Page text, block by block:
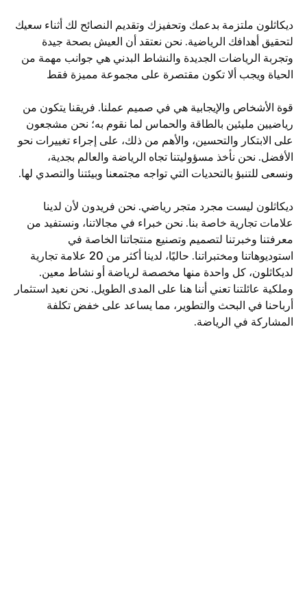
ديكاثلون ملتزمة بدعمك وتحفيزك وتقديم النصائح لك أثناء سعيك
لتحقيق أهدافك الرياضية. نحن نعتقد أن العيش بصحة جيدة
وتجربة الرياضات الجديدة والنشاط البدني هي جوانب مهمة من
الحياة ويجب ألا تكون مقتصرة على مجموعة مميزة فقط
قوة الأشخاص والإيجابية هي في صميم عملنا. فريقنا يتكون من
رياضيين مليئين بالطاقة والحماس لما نقوم به؛ نحن مشجعون
على الابتكار والتحسين، والأهم من ذلك، على إجراء تغييرات نحو
الأفضل. نحن نأخذ مسؤوليتنا تجاه الرياضة والعالم بجدية،
ونسعى للتنبؤ بالتحديات التي تواجه مجتمعنا وبيئتنا والتصدي لها.
ديكاثلون ليست مجرد متجر رياضي. نحن فريدون لأن لدينا
علامات تجارية خاصة بنا. نحن خبراء في مجالاتنا، ونستفيد من
معرفتنا وخبرتنا لتصميم وتصنيع منتجاتنا الخاصة في
استوديوهاتنا ومختبراتنا. حاليًا، لدينا أكثر من 20 علامة تجارية
لديكاثلون، كل واحدة منها مخصصة لرياضة أو نشاط معين.
وملكية عائلتنا تعني أننا هنا على المدى الطويل. نحن نعيد استثمار
أرباحنا في البحث والتطوير، مما يساعد على خفض تكلفة
المشاركة في الرياضة.